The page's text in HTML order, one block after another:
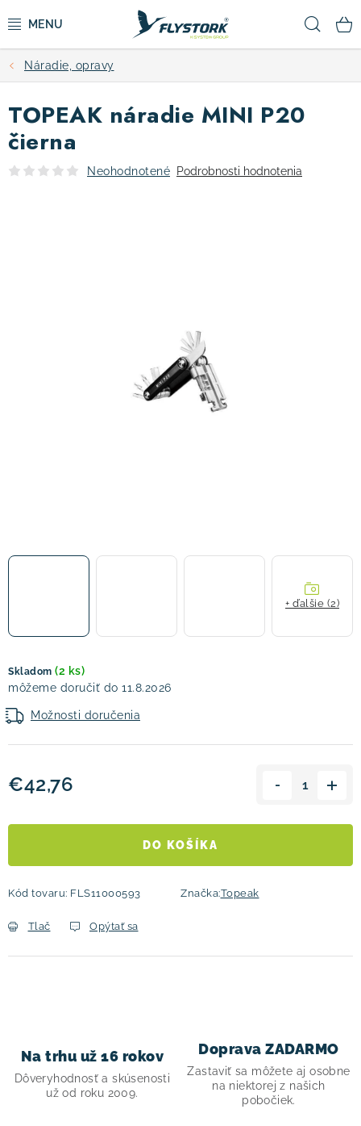
na
CYKLISTIKA
ZIMNÉ ŠPORTY
KOLOBEŽKY
Obchodné podmienky
Doprava a platba
Náradie, opravy
Skladom (2 ks)
11.8.2026
Možnosti doručenia
€42,76
DO KOŠÍKA
Kód tovaru: FLS11000593 Značka:Topeak
Tlač Opýtať sa
TOPEAK náradie MINI P20
čierna
Neohodnotené Podrobnosti hodnotenia
+ ďalšie (2)
Na trhu už 16 rokov
Dôveryhodnosť a skúsenosti
už od roku 2009.
Doprava ZADARMO
Zastaviť sa môžete aj osobne
na niektorej z našich
pobočiek.